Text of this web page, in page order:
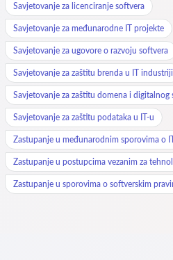
Savjetovanje za licenciranje softvera
Savjetovanje za međunarodne IT projekte
Savjetovanje za ugovore o razvoju softvera
Savjetovanje za zaštitu brenda u IT industriji
Savjetovanje za zaštitu domena i digitalnog
Savjetovanje za zaštitu podataka u IT-u
Zastupanje u međunarodnim sporovima o
Zastupanje u postupcima vezanim za
Zastupanje u sporovima o softverskim